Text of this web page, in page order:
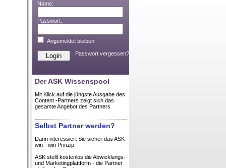
Name:
Passwort:
Angemeldet bleiben
Passwort vergessen?
Der ASK Wissenspool
Mit Klick auf die jüngste Ausgabe des
Content -Partners zeigt sich das
gesamte Angebot des Partners
Selbst Partner werden?
Dann interessiert Sie sicher das ASK
win - win Prinzip:
ASK stellt kostenlos die Abwicklungs-
und Marketingplattform - die Partner